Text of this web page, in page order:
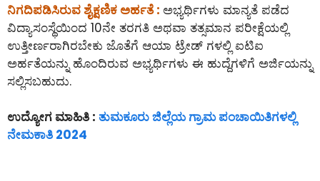
ನಿಗದಿಪಡಿಸಿರುವ ಶೈಕ್ಷಣಿಕ ಅರ್ಹತೆ : ಅಭ್ಯರ್ಥಿಗಳು ಮಾನ್ಯತೆ ಪಡೆದ
ವಿದ್ಯಾಸಂಸ್ಥೆಯಿಂದ 10ನೇ ತರಗತಿ ಅಥವಾ ತತ್ಸಮಾನ ಪರೀಕ್ಷೆಯಲ್ಲಿ
ಉತ್ತೀರ್ಣರಾಗಿರಬೇಕು ಜೊತೆಗೆ ಆಯಾ ಟ್ರೇಡ್ ಗಳಲ್ಲಿ ಐಟಿಐ
ಅರ್ಹತೆಯನ್ನು ಹೊಂದಿರುವ ಅಭ್ಯರ್ಥಿಗಳು ಈ ಹುದ್ದೆಗಳಿಗೆ ಅರ್ಜಿಯನ್ನು
ಸಲ್ಲಿಸಬಹುದು.
ಉದ್ಯೋಗ ಮಾಹಿತಿ : ತುಮಕೂರು ಜಿಲ್ಲೆಯ ಗ್ರಾಮ ಪಂಚಾಯಿತಿಗಳಲ್ಲಿ
ನೇಮಕಾತಿ 2024